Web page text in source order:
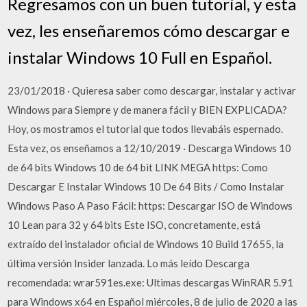
vez, les enseñaremos cómo descargar e
instalar Windows 10 Full en Español.
23/01/2018 · Quieresa saber como descargar, instalar y activar
Windows para Siempre y de manera fácil y BIEN EXPLICADA?
Hoy, os mostramos el tutorial que todos llevabáis espernado.
Esta vez, os enseñamos a 12/10/2019 · Descarga Windows 10
de 64 bits Windows 10 de 64 bit LINK MEGA https: Como
Descargar E Instalar Windows 10 De 64 Bits / Como Instalar
Windows Paso A Paso Fácil: https: Descargar ISO de Windows
10 Lean para 32 y 64 bits Este ISO, concretamente, está
extraído del instalador oficial de Windows 10 Build 17655, la
última versión Insider lanzada. Lo más leído Descarga
recomendada: wrar591es.exe: Ultimas descargas WinRAR 5.91
para Windows x64 en Español miércoles, 8 de julio de 2020 a las